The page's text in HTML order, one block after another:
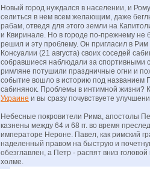
Новый город нуждался в населении, и
селиться в нем всем желающим, даже
рабам, отведя для этого земли на
и Квиринале. Но в городе по-прежнему
решил и эту проблему. Он пригласил в Рим
Консуалии (21 августа) своих соседей
собравшиеся наблюдали за спортивными
римляне потушили праздничные огни и
событие вошло в историю под названием
сабинянок. Проблемы в интимной жизни?
Украине и вы сразу почувствуете
Небесные покровители Рима, апостолы
казнены между 64 и 68 гг. во время
императоре Нероне. Павел, как римский
наделенный правом на быструю и
обезглавлен, а Петр - распят вниз
холме.